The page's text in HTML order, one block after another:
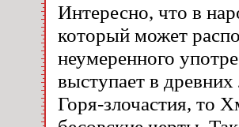
Интересно, что в
который может
неумеренного
выступает в
Горя-злочастия, то